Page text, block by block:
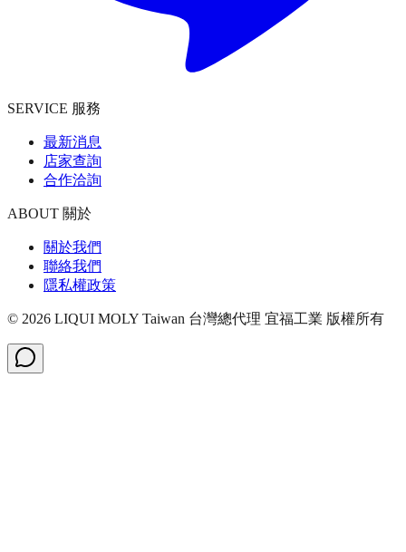
SERVICE 服務
最新消息
店家查詢
合作洽詢
ABOUT 關於
關於我們
聯絡我們
隱私權政策
© 2026 LIQUI MOLY Taiwan 台灣總代理 宜福工業 版權所有